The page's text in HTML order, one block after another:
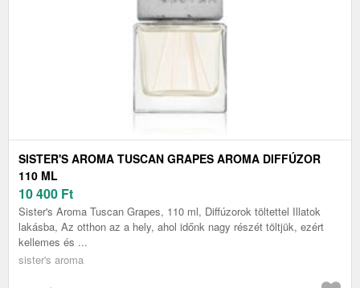
SISTER'S AROMA TUSCAN GRAPES AROMA DIFFÚZOR
110 ML
10 400 Ft
Sister's Aroma Tuscan Grapes, 110 ml, Diffúzorok töltettel Illatok
lakásba, Az otthon az a hely, ahol időnk nagy részét töltjük, ezért
kellemes és ...
sister's aroma